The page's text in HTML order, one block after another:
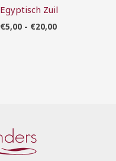
Egyptisch Zuil
€5,00 - €20,00